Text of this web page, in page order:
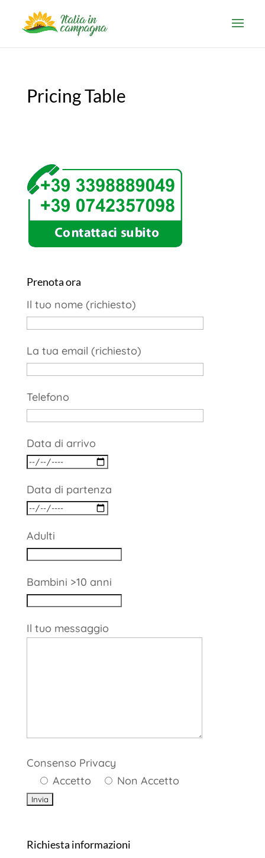
Pricing Table
Prenota ora
Il tuo nome (richiesto)
La tua email (richiesto)
Telefono
Data di arrivo
Data di partenza
Adulti
Bambini >10 anni
Il tuo messaggio
Consenso Privacy
Accetto
Non Accetto
Richiesta informazioni